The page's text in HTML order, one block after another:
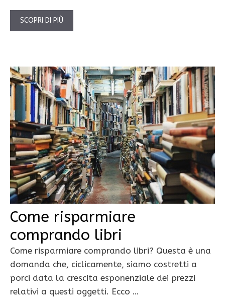
SCOPRI DI PIÙ
Come risparmiare
comprando libri
Come risparmiare comprando libri? Questa è una
domanda che, ciclicamente, siamo costretti a
porci data la crescita esponenziale dei prezzi
relativi a questi oggetti. Ecco …